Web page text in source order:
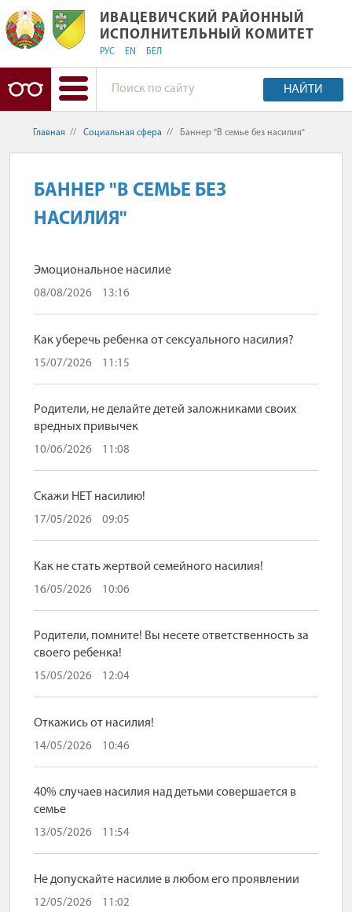
ИВАЦЕВИЧСКИЙ РАЙОННЫЙ
ИВАЦЕВИЧСКИЙ РАЙОННЫЙ
ИСПОЛНИТЕЛЬНЫЙ КОМИТЕТ
РУС EN БЕЛ
НАЙТИ
Главная // Социальная сфера // Баннер "В семье без насилия"
БАННЕР "В СЕМЬЕ БЕЗ
НАСИЛИЯ"
Эмоциональное насилие
08/08/2026 13:16
Как уберечь ребенка от сексуального насилия?
15/07/2026 11:15
Родители, не делайте детей заложниками своих
вредных привычек
10/06/2026 11:08
Скажи НЕТ насилию!
17/05/2026 09:05
Как не стать жертвой семейного насилия!
16/05/2026 10:06
Родители, помните! Вы несете ответственность за
своего ребенка!
15/05/2026 12:04
Откажись от насилия!
14/05/2026 10:46
40% случаев насилия над детьми совершается в
семье
13/05/2026 11:54
Не допускайте насилие в любом его проявлении
12/05/2026 11:02